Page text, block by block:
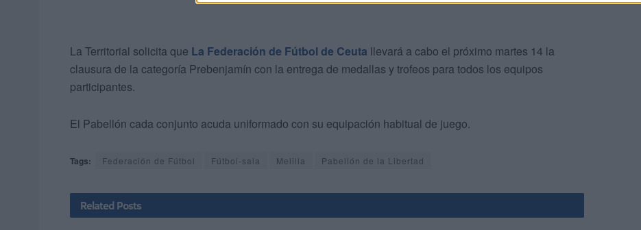
La Territorial solicita que La Federación de Fútbol de Ceuta llevará a cabo el próximo martes 14 la
clausura de la categoría Prebenjamín con la entrega de medallas y trofeos para todos los equipos
participantes.
El Pabellón cada conjunto acuda uniformado con su equipación habitual de juego.
Tags: Federación de Fútbol Fútbol-sala Melilla Pabellón de la Libertad
Related Posts